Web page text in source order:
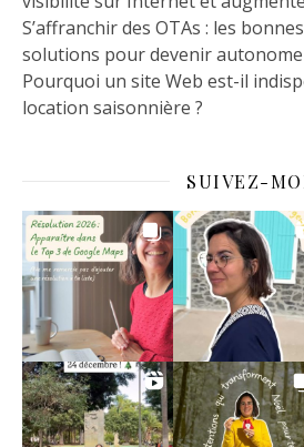
S’affranchir des OTAs : les
solutions pour devenir autonome
Pourquoi un site Web est-il
location saisonnière ?
SUIVEZ-